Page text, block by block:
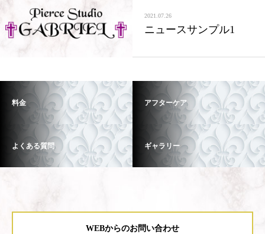
2021.07.26
ニュースサンプル1
料金 アフターケア
よくある質問 ギャラリー
WEBからのお問い合わせ